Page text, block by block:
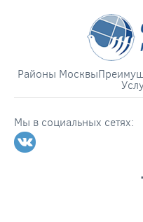
Районы Москвы
Мы в социальных сетях: